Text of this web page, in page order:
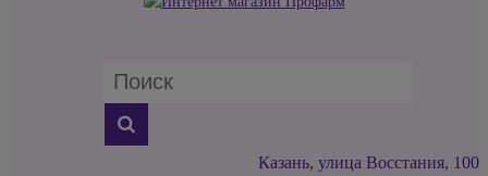
Казань, улица Восстания, 100